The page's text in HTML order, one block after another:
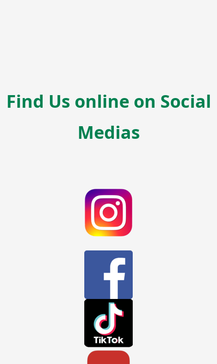
Find Us online on Social
Medias